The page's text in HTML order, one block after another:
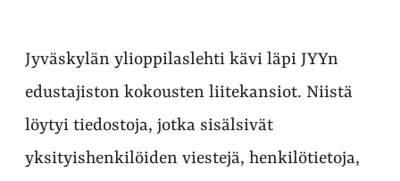
Jyväskylän ylioppilaslehti kävi läpi JYYn
edustajiston kokousten liitekansiot. Niistä
löytyi tiedostoja, jotka sisälsivät
yksityishenkilöiden viestejä, henkilötietoja,